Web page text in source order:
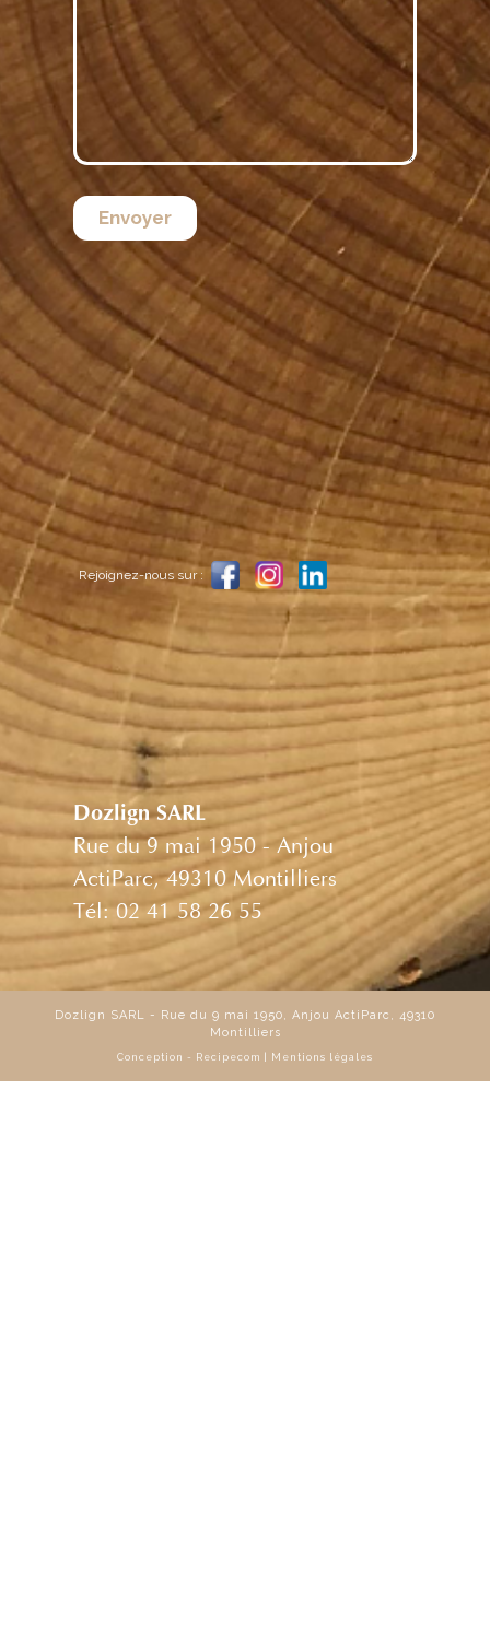
Rejoignez-nous sur :
Dozlign SARL
Rue du 9 mai 1950 - Anjou
ActiParc, 49310 Montilliers
Tél: 02 41 58 26 55
Dozlign SARL - Rue du 9 mai 1950, Anjou ActiParc, 49310
Montilliers
Conception - Recipecom Mentions légales